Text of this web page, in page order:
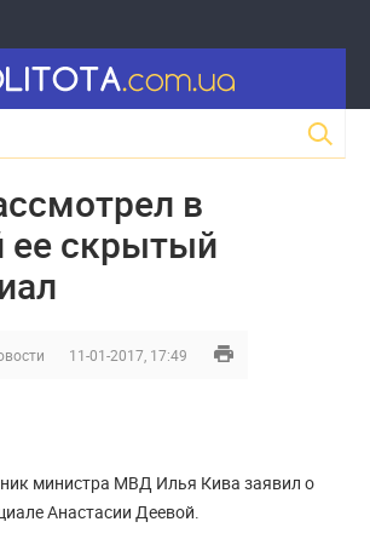
в
ее скрытый
11-01-2017, 17:49
министра МВД Илья Кива заявил о
Анастасии Деевой.